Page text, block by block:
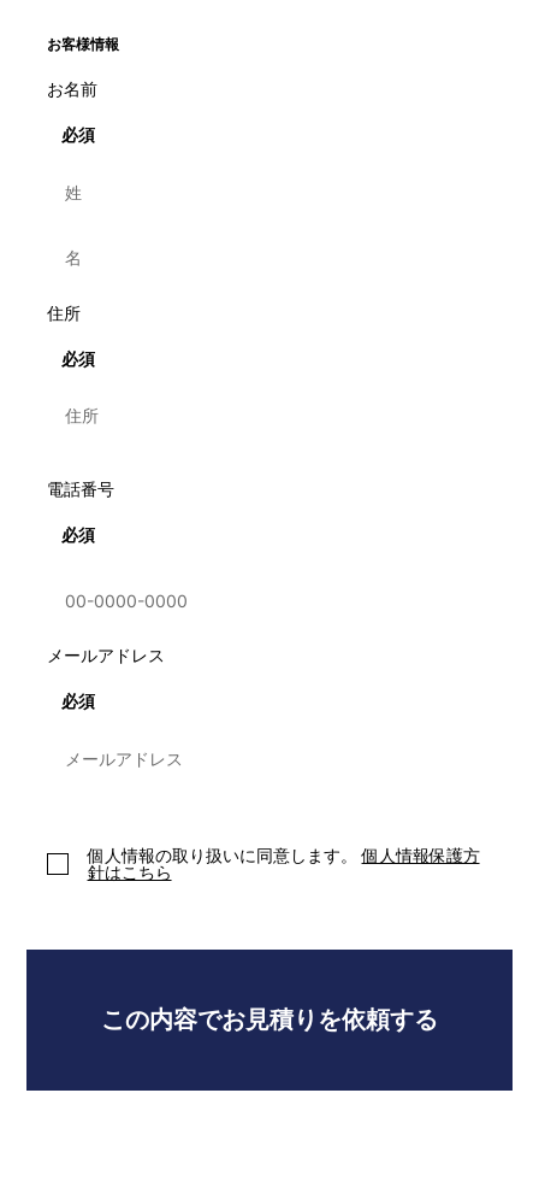
この内容でお見積りを依頼する
お客様情報
お名前
必須
住所
電話番号
メールアドレス
必須
必須
必須
個人情報の取り扱いに同意します。
個人情報保護方
針はこちら